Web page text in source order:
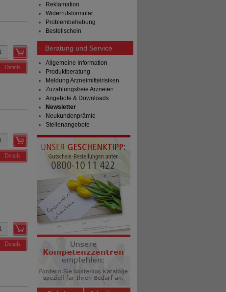
Details
Details
Details
Reklamation
Widerrufsformular
Problembehebung
Bestellschein
Beratung und Service
Allgemeine Information
Produktberatung
Meldung Arzneimittelrisiken
Zuzahlungsfreie Arzneien
Angebote & Downloads
Newsletter
Neukundenprämie
Stellenangebote